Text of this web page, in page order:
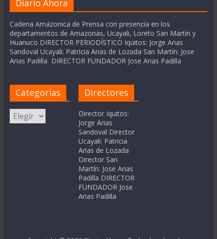
Diario Ahora
Cadena Amázonica de Prensa con presencia en los
departamentos de Amazonas, Ucayali, Loreto San Martín y
Huanuco DIRECTOR PERIODÍSTICO Iquitos: Jorge Arias
Sandoval Ucayali: Patricia Arias de Lozada San Martín: Jose
Arias Padilla DIRECTOR FUNDADOR Jose Arias Padilla
Categorías
Categorías
Directores
Director Iquitos:
Jorge Arias
Sandoval Director
Ucayali: Patricia
Arias de Lozada
Director San
Martín: Jose Arias
Padilla DIRECTOR
FUNDADOR Jose
Arias Padilla